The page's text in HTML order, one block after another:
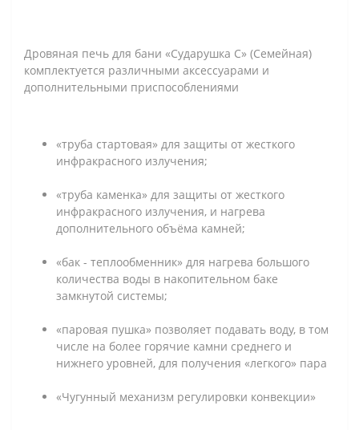
Дровяная печь для бани «Сударушка С» (Семейная)
комплектуется различными аксессуарами и
дополнительными приспособлениями
«труба стартовая» для защиты от жесткого
инфракрасного излучения;
«труба каменка» для защиты от жесткого
инфракрасного излучения, и нагрева
дополнительного объёма камней;
«бак - теплообменник» для нагрева большого
количества воды в накопительном баке
замкнутой системы;
«паровая пушка» позволяет подавать воду, в том
числе на более горячие камни среднего и
нижнего уровней, для получения «легкого» пара
«Чугунный механизм регулировки конвекции»